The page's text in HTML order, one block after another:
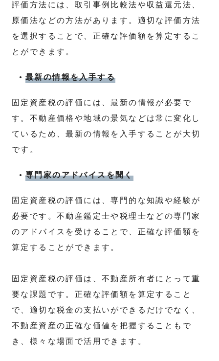
評価方法には、取引事例比較法や収益還元法、
原価法などの方法があります。適切な評価方法
を選択することで、正確な評価額を算定するこ
とができます。
最新の情報を入手する
固定資産税の評価には、最新の情報が必要で
す。不動産価格や地域の景気などは常に変化し
ているため、最新の情報を入手することが大切
です。
専門家のアドバイスを聞く
固定資産税の評価には、専門的な知識や経験が
必要です。不動産鑑定士や税理士などの専門家
のアドバイスを受けることで、正確な評価額を
算定することができます。
固定資産税の評価は、不動産所有者にとって重
要な課題です。正確な評価額を算定すること
で、適切な税金の支払いができるだけでなく、
不動産資産の正確な価値を把握することもで
き、様々な場面で活用できます。